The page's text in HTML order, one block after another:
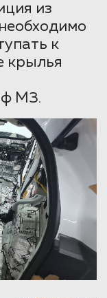
из
к
крылья
М3.